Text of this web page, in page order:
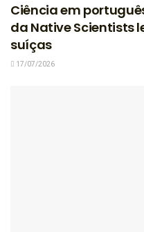
Ciência em
da Native Scientists
suíças
17/07/2026